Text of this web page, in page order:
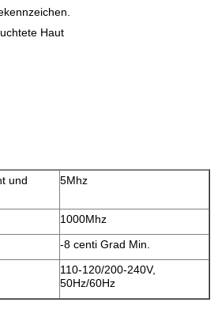
Haut
und
5Mhz
1000Mhz
-8 centi Grad Min.
110-120/200-240V,
50Hz/60Hz